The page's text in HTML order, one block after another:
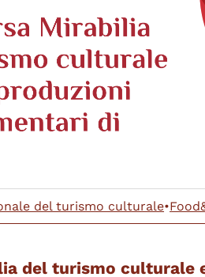
del turismo culturale•
del turismo culturale